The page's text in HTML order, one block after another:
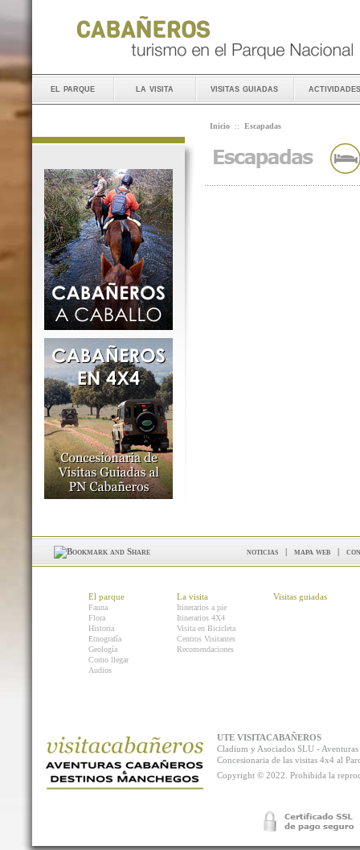
el parque la visita visitas guiadas actividades
Inicio :: Escapadas
noticias | mapa web |
El parque
Fauna
Flora
Historia
Etnografía
Geología
Como llegar
Audios
La visita
Itinerarios a pie
Itinerarios 4X4
Visita en Bicicleta
Centros Visitantes
Recomendaciones
Visitas guiadas
UTE VISITACABAÑEROS
Cladium y Asociados SLU -
Concesionaria de las visitas 4x4 al
Copyright © 2022. Prohibida la